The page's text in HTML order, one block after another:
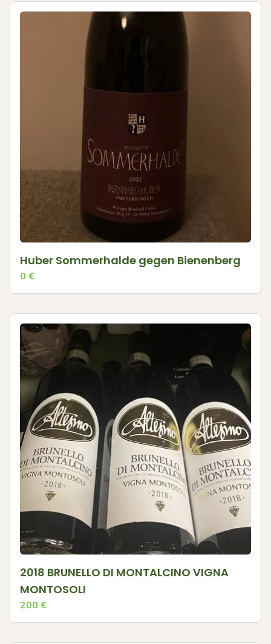
Huber Sommerhalde gegen Bienenberg
0 €
2018 BRUNELLO DI MONTALCINO VIGNA
MONTOSOLI
200 €